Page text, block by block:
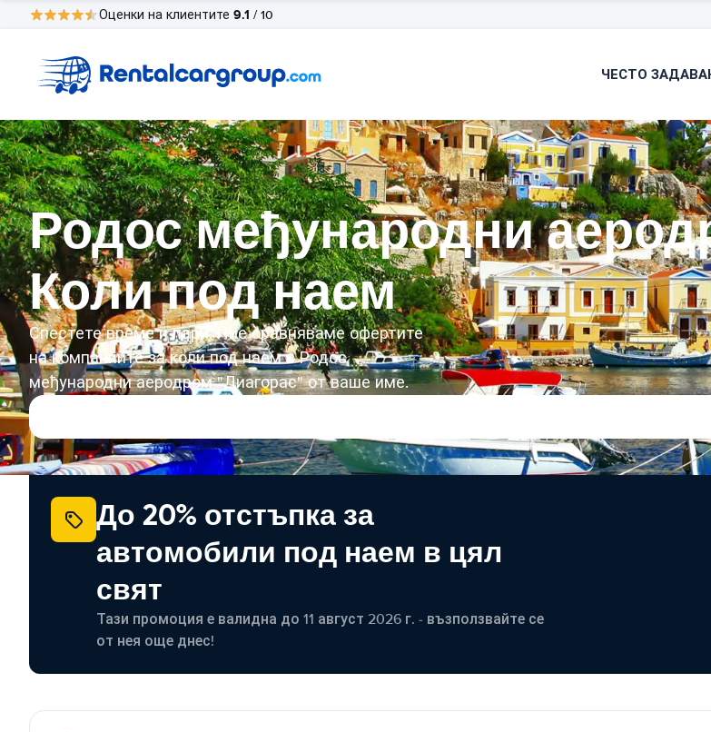
Оценки на клиентите 9.1 / 10
ЧЕСТО
Родос међународни
Коли под наем
Спестете време и пари. Ние сравняваме офертите
на компаниите за коли под наем в Родос
међународни аеродром "Диагорас" от ваше име.
До 20% отстъпка за
автомобили под наем в цял
свят
Тази промоция е валидна до 11 август 2026 г. - възползвайте се
от нея още днес!